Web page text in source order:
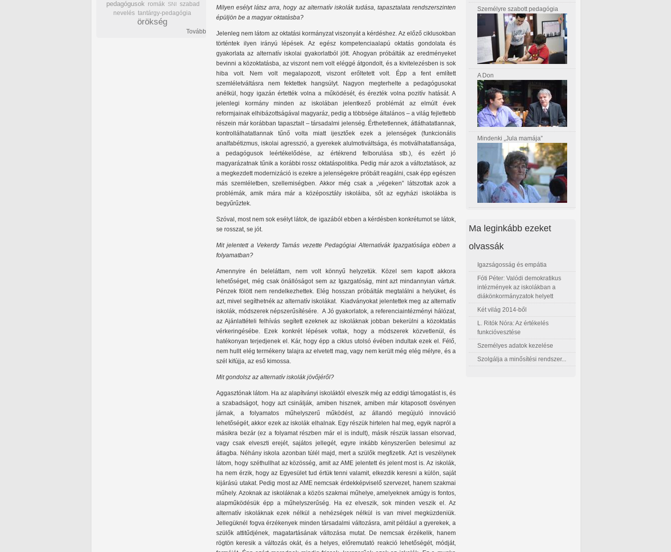
Milyen esélyt látsz arra, hogy az alternatív iskolák tudása, tapasztalata rendszerszinten
épüljön be a magyar oktatásba?
Jelenleg nem látom az oktatási kormányzat viszonyát a kérdéshez. Az előző ciklusokban
történtek ilyen irányú lépések. Az egész kompetenciaalapú oktatás gondolata és
gyakorlata az alternatív iskolai gyakorlatból jött. Ahogyan próbálták az eredményeket
bevinni a közoktatásba, az viszont nem volt eléggé átgondolt, és a kivitelezésben is sok
hiba volt. Nem volt megalapozott, viszont erőltetett volt. Épp a fent említett
szemléletváltásra nem fektettek hangsúlyt. Nagyon megterhelte a pedagógusokat
anélkül, hogy igazán értették volna a működését, és érezték volna pozitív hatását. A
jelenlegi kormány minden az iskolában jelentkező problémát az elmúlt évek
reformjainak elhibázottságával magyaráz, pedig a többsége általános – a világ fejlettebb
részein már korábban tapasztalt – társadalmi jelenség. Érthetetlennek, átláthatatlannak,
kontrollálhatatlannak tűnő volta miatt ijesztőek ezek a jelenségek (funkcionális
analfabétizmus, iskolai agresszió, a gyerekek alulmotiváltsága, és motiválhatatlansága,
a pedagógusok leértékelődése, az értékrend felborulása stb.), és ezért jó
magyarázatnak tűnik a korábbi rossz oktatáspolitika. Pedig már azok a változtatások, az
a megkezdett modernizáció is ezekre a jelenségekre próbált reagálni, csak épp egészen
más szemléletben, szellemiségben. Akkor még csak a „végeken” látszottak azok a
problémák, amik mára már a középosztály iskoláiba, sőt az egyházi iskolákba is
begyűrűztek.
Szóval, most nem sok esélyt látok, de igazából ebben a kérdésben konkrétumot se látok,
se rosszat, se jót.
Mit jelentett a Vekerdy Tamás vezette Pedagógiai Alternatívák Igazgatósága ebben a
folyamatban?
Amennyire én beleláttam, nem volt könnyű helyzetük. Közel sem kapott akkora
lehetőséget, még csak önállóságot sem az Igazgatóság, mint azt mindannyian vártuk.
Pénzek fölött nem rendelkezhettek. Elég hosszan próbálták megtalálni a helyüket, és
azt, mivel segíthetnék az alternatív iskolákat. Kiadványokat jelentettek meg az alternatív
iskolák, módszerek népszerűsítésére. A Jó gyakorlatok, a referenciaintézményi hálózat,
az Ajánlattételi felhívás segített ezeknek az iskoláknak jobban bekerülni a közoktatás
vérkeringésébe. Ezek konkrét lépések voltak, hogy a módszerek közvetlenül, és
hatékonyan terjedjenek el. Kár, hogy épp a ciklus utolsó évében indultak ezek el. Félő,
nem hullt elég termékeny talajra az elvetett mag, vagy nem került még elég mélyre, és a
szél kifújja, az eső kimossa.
Mit gondolsz az alternatív iskolák jövőjéről?
Aggasztónak látom. Ha az alapítványi iskoláktól elveszik még az eddigi támogatást is, és
a szabadságot, hogy azt csinálják, amiben hisznek, amiben már kitaposott ösvényen
járnak, a folyamatos műhelyszerű működést, az állandó megújuló innováció
lehetőségét, akkor ezek az iskolák elhalnak. Egy részük hirtelen hal meg, egyik napról a
másikra bezár (ez a folyamat részben már el is indult), másik részük lassan elsorvad,
vagy csak elveszti erejét, sajátos jellegét, egyre inkább kényszerűen belesimul az
átlagba. Néhány iskola azonban túlél majd, mert a szülők megfizetik. Azt is veszélynek
látom, hogy széthullhat az közösség, amit az AME jelentett és jelent most is. Az iskolák,
ha nem érzik, hogy az Egyesület tud értük tenni valamit, elkezdik keresni a külön, saját
kijárású utakat. Pedig most az AME nemcsak érdekképviselő szervezet, hanem szakmai
műhely. Azoknak az iskoláknak a közös szakmai műhelye, amelyeknek amúgy is fontos,
alapműködésük épp a műhelyszerűség. Ha ez elveszik, sok minden veszik el. Az
alternatív iskoláknak ezek nélkül a nehézségek nélkül is van mivel megküzdeniük.
Jellegüknél fogva érzékenyek minden társadalmi változásra, amit például a gyerekek, a
szülők attitűdjének, magatartásának változása mutat. De nemcsak érzékelik, hanem
rögtön keresik a változás okát, és a helyes, előremutató reakció lehetőségét, módját,
pedagógusok romák SNI szabad
nevelés tantárgy-pedagógia
örökség
Tovább
Személyre szabott pedagógia
A Don
Mindenki „Jula mamája”
Ma leginkább ezeket
olvassák
Igazságosság és empátia
Fóti Péter: Valódi demokratikus
intézmények az iskolákban a
diákönkormányzatok helyett
Két világ 2014-ből
L. Ritók Nóra: Az értékelés
funkcióvesztése
Személyes adatok kezelése
Szolgálja a minősítési rendszer...